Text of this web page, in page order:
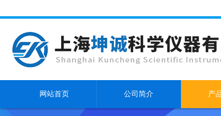
网站首页 公司简介 产